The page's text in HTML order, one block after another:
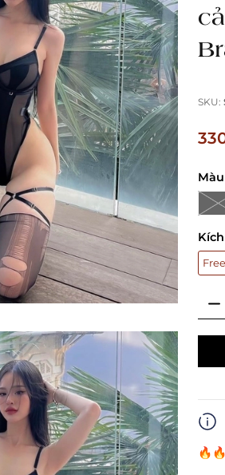
SKU: